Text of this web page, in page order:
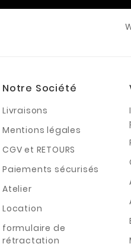
Notre Société
Livraisons
Mentions légales
CGV et RETOURS
Paiements sécurisés
Atelier
Location
formulaire de
rétractation